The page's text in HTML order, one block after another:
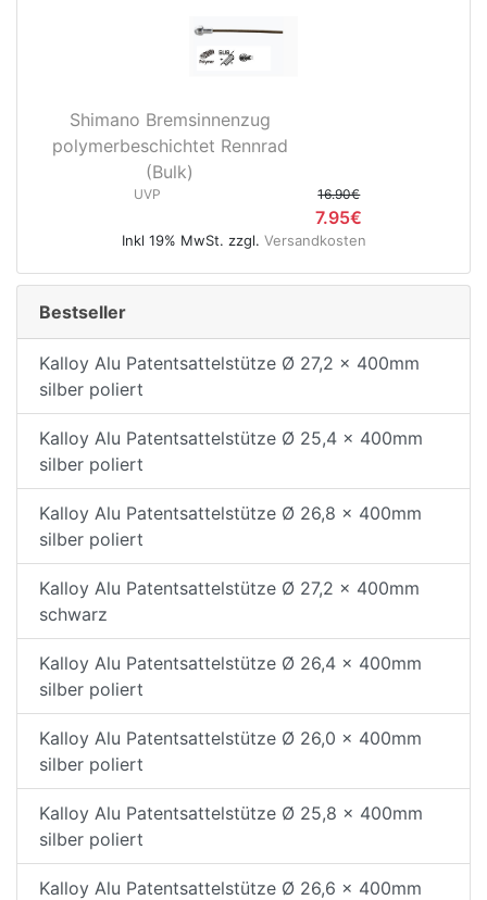
Shimano Bremsinnenzug
polymerbeschichtet Rennrad
(Bulk)
UVP 16.90€
7.95€
Inkl 19% MwSt. zzgl. Versandkosten
Bestseller
Kalloy Alu Patentsattelstütze Ø 27,2 x 400mm
silber poliert
Kalloy Alu Patentsattelstütze Ø 25,4 x 400mm
silber poliert
Kalloy Alu Patentsattelstütze Ø 26,8 x 400mm
silber poliert
Kalloy Alu Patentsattelstütze Ø 27,2 x 400mm
schwarz
Kalloy Alu Patentsattelstütze Ø 26,4 x 400mm
silber poliert
Kalloy Alu Patentsattelstütze Ø 26,0 x 400mm
silber poliert
Kalloy Alu Patentsattelstütze Ø 25,8 x 400mm
silber poliert
Kalloy Alu Patentsattelstütze Ø 26,6 x 400mm